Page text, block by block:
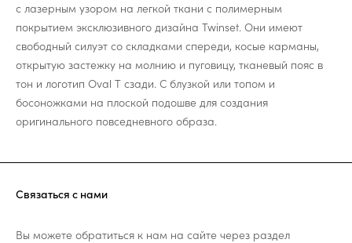
с лазерным узором на легкой ткани с полимерным
покрытием эксклюзивного дизайна Twinset. Они имеют
свободный силуэт со складками спереди, косые карманы,
открытую застежку на молнию и пуговицу, тканевый пояс в
тон и логотип Oval T сзади. С блузкой или топом и
босоножками на плоской подошве для создания
оригинального повседневного образа.
Связаться с нами
Вы можете обратиться к нам на сайте через раздел